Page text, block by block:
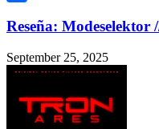
Reseña: Modeselektor
September 25, 2025